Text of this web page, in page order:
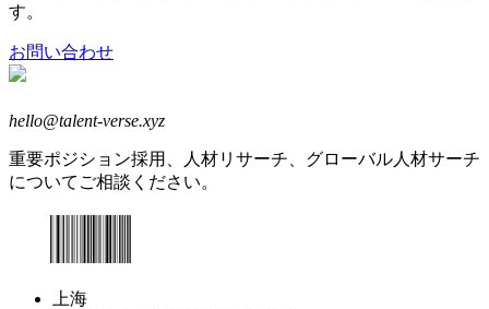
す。
お問い合わせ
hello@talent-verse.xyz
重要ポジション採用、人材リサーチ、グローバル人材サーチ
についてご相談ください。
上海